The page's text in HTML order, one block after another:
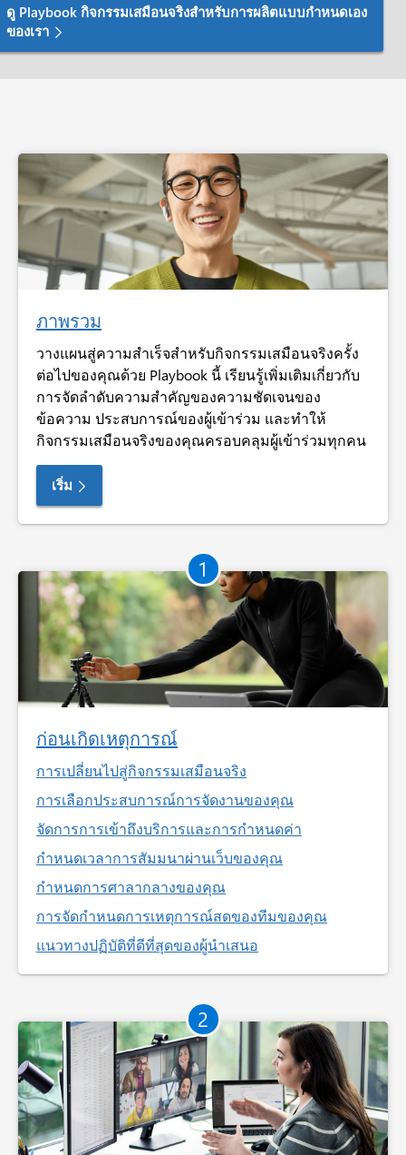
ดู Playbook กิจกรรมเสมือนจริงสำหรับการผลิตแบบกำหนดเอง
ของเรา
ภาพรวม
วางแผนสู่ความสำเร็จสำหรับกิจกรรมเสมือนจริงครั้ง
ต่อไปของคุณด้วย Playbook นี้ เรียนรู้เพิ่มเติมเกี่ยวกับ
การจัดลำดับความสำคัญของความชัดเจนของ
ข้อความ ประสบการณ์ของผู้เข้าร่วม และทำให้
กิจกรรมเสมือนจริงของคุณครอบคลุมผู้เข้าร่วมทุกคน
เริ่ม
1
ก่อนเกิดเหตุการณ์
การเปลี่ยนไปสู่กิจกรรมเสมือนจริง
การเลือกประสบการณ์การจัดงานของคุณ
จัดการการเข้าถึงบริการและการกำหนดค่า
กำหนดเวลาการสัมมนาผ่านเว็บของคุณ
กำหนดการศาลากลางของคุณ
การจัดกำหนดการเหตุการณ์สดของทีมของคุณ
แนวทางปฏิบัติที่ดีที่สุดของผู้นำเสนอ
2